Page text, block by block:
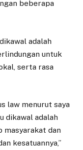
beberapa
adalah
untuk
serta rasa
law menurut saya
dikawal adalah
masyarakat dan
kesatuannya,”